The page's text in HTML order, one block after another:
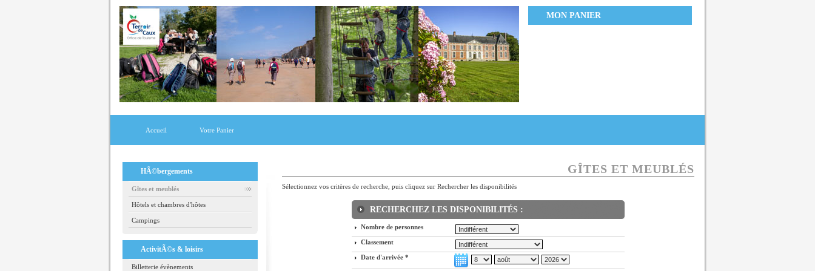
MON PANIER
Accueil Votre Panier
HÃ©bergements
Gîtes et meublés
Hôtels et chambres d'hôtes
Campings
ActivitÃ©s & loisirs
Billetterie évènements
GÎTES ET MEUBLÉS
Sélectionnez vos critères de recherche, puis cliquez sur Rechercher les disponibilités
RECHERCHEZ LES DISPONIBILITÉS :
Nombre de personnes
Classement
Date d'arrivée *